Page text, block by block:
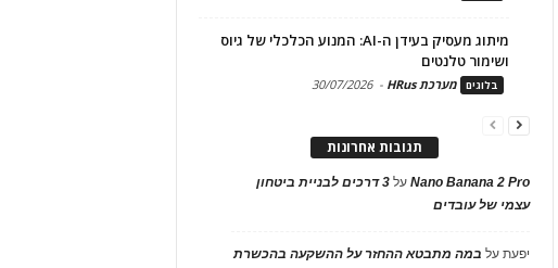
מיתוג מעסיק בעידן ה-AI: המנוע הכלכלי של גיוס
ושימור טלנטים
בלוגים מערכת HRus -
30/07/2026
תגובות אחרונות
Nano Banana 2 Proעל
3 דרכים לבניית ביטחון
עצמי של עובדים
יפעתעל במה מתבטא ההחזר על ההשקעה בהכשרת